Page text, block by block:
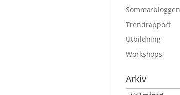
Sommarbloggen
Trendrapport
Utbildning
Workshops
Arkiv